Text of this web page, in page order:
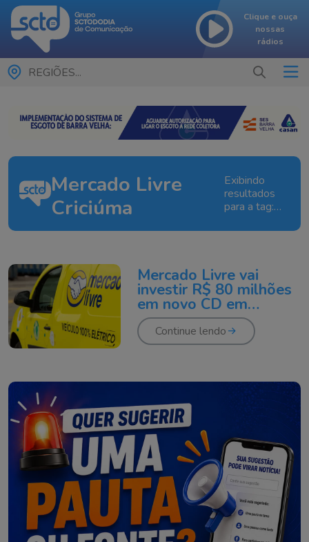
Clique e ouça
nossas
rádios
REGIÕES...
Mercado Livre
Criciúma
Exibindo
resultados
para a tag:
Livre
Mercado Livre vai
investir R$ 80 milhões
em novo CD em
Criciúma
Continue lendo